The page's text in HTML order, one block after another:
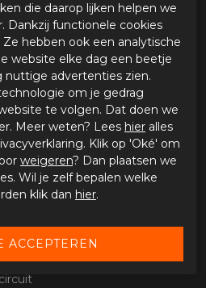
verkoeling en vochtafvoer
voor minder lift en
HJC communicatiesysteem
optimaal overzicht
integraalhelm
die daarop lijken helpen we
Dankzij functionele cookies
hebben ook een analytische
website elke dag een beetje
nuttige advertenties zien.
om je gedrag
te volgen. Dat doen we
Meer weten? Lees hier alles
Klik op 'Oké' om
weigeren? Dan plaatsen we
Wil je zelf bepalen welke
klik dan hier.